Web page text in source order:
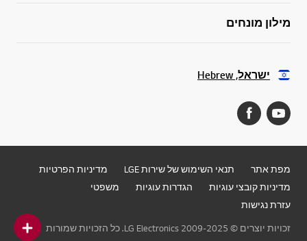
מילון מונחים
ישראל, Hebrew
מפת אתר תנאי השימוש של שירות LGE
מדיניות הפרטיות
מדיניות קובצי עוגיות
הגדרות עוגיות
משפטי
עזרת נגישות
זכויות יוצרים © 2009-2025 LG Electronics. כל הזכויות שמורות